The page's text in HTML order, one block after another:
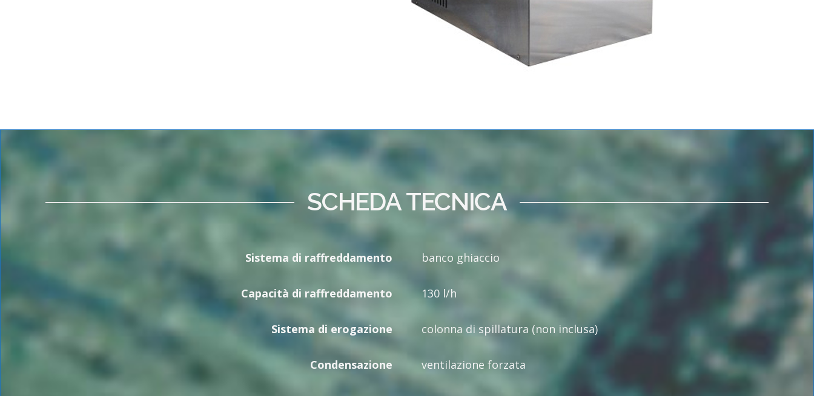
SCHEDA TECNICA
Sistema di raffreddamento banco ghiaccio
Capacità di raffreddamento 130 l/h
Sistema di erogazione colonna di spillatura (non inclusa)
Condensazione ventilazione forzata